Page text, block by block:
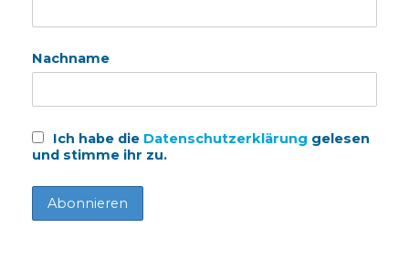
Nachname
Ich habe die Datenschutzerklärung gelesen
und stimme ihr zu.